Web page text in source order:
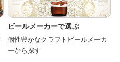
ビールメーカーで選ぶ
個性豊かなクラフトビールメーカ
ーから探す